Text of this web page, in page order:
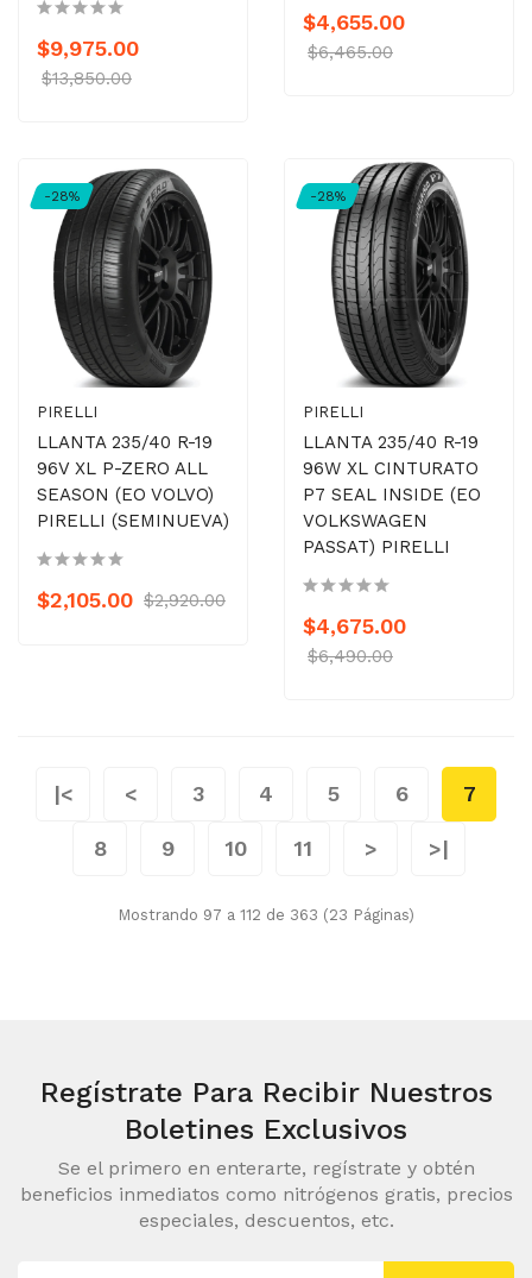
$9,975.00
$13,850.00
$4,655.00
$6,465.00
-28%
PIRELLI
LLANTA 235/40 R-19
96V XL P-ZERO ALL
SEASON (EO VOLVO)
PIRELLI (SEMINUEVA)
$2,105.00 $2,920.00
-28%
PIRELLI
LLANTA 235/40 R-19
96W XL CINTURATO
P7 SEAL INSIDE (EO
VOLKSWAGEN
PASSAT) PIRELLI
$4,675.00
$6,490.00
|< < 3 4 5 6 7
8 9 10 11 > >|
Mostrando 97 a 112 de 363 (23 Páginas)
Regístrate Para Recibir Nuestros
Boletines Exclusivos
Se el primero en enterarte, regístrate y obtén
beneficios inmediatos como nitrógenos gratis, precios
especiales, descuentos, etc.